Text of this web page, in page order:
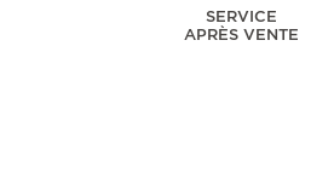
SERVICE
APRÈS VENTE